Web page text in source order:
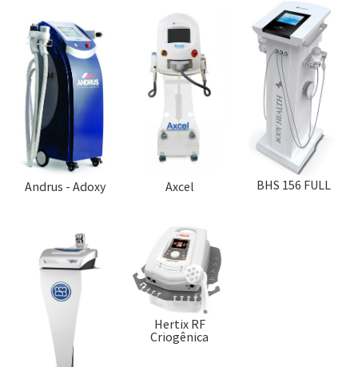
Andrus - Adoxy Axcel BHS 156 FULL
Hertix RF
Criogênica